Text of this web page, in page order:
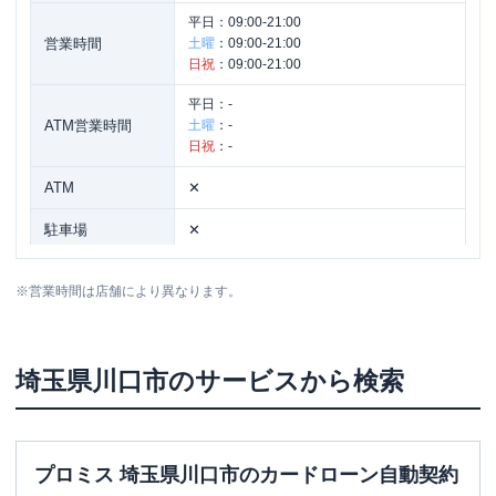
営業時間
平日： 09:00-21:00
土曜 ： 09:00-21:00
日祝 ： 09:00-21:00
ATM営業時間
平日： -
土曜 ： -
日祝 ： -
ATM ✕
駐車場 ✕
※営業時間は店舗により異なります。
埼玉県川口市のサービスから検索
プロミス 埼玉県川口市のカードローン自動契約